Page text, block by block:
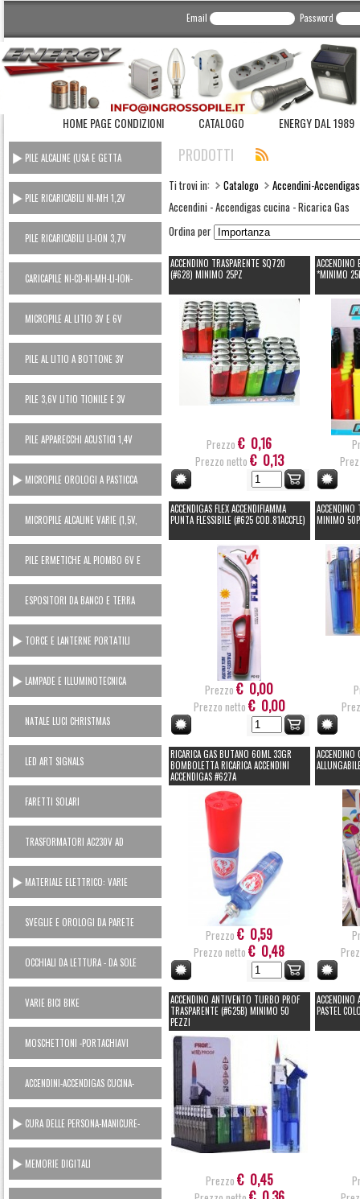
Email Password
HOME PAGE CONDIZIONI CATALOGO ENERGY DAL 1989
PILE ALCALINE (USA E GETTA
CONSUMER)
PILE RICARICABILI NI-MH 1,2V
PILE RICARICABILI LI-ION 3,7V
CARICAPILE NI-CD-NI-MH-LI-ION-
POWER BANK
MICROPILE AL LITIO 3V E 6V
PILE AL LITIO A BOTTONE 3V
PILE 3,6V LITIO TIONILE E 3V
LITIO MANGANESE (USA E GETTA)
PILE APPARECCHI ACUSTICI 1,4V
ZINCO ARIA
MICROPILE OROLOGI A PASTICCA
OSSIDO ARGENTO 1,5V
MICROPILE ALCALINE VARIE (1,5V,
6V, 12V)
PILE ERMETICHE AL PIOMBO 6V E
12V
ESPOSITORI DA BANCO E TERRA
TORCE E LANTERNE PORTATILI
LAMPADE E ILLUMINOTECNICA
NATALE LUCI CHRISTMAS
LED ART SIGNALS
FARETTI SOLARI
TRASFORMATORI AC230V AD
ALIMENTATORI 12V
MATERIALE ELETTRICO: VARIE
SVEGLIE E OROLOGI DA PARETE
OCCHIALI DA LETTURA - DA SOLE
VARIE BICI BIKE
MOSCHETTONI -PORTACHIAVI
ACCENDINI-ACCENDIGAS CUCINA-
RICARICA GAS
CURA DELLE PERSONA-MANICURE-
LAMETTE
MEMORIE DIGITALI
PRODOTTI
Ti trovi in: Catalogo
Accendini-
Accendini - Accendigas cucina - Ricarica Gas
Ordina per
ACCENDINO TRASPARENTE SQ720
(#628) MINIMO 25PZ
Prezzo € 0,16
Prezzo netto € 0,13
*MINIMO
ACCENDIGAS FLEX ACCENDIFIAMMA
PUNTA FLESSIBILE (#625 COD.81ACCFLE)
Prezzo € 0,00
Prezzo netto € 0,00
MINIMO
RICARICA GAS BUTANO 60ML 33GR
BOMBOLETTA RICARICA ACCENDINI
ACCENDIGAS #627A
Prezzo € 0,59
Prezzo netto € 0,48
ACCENDINO
ACCENDINO ANTIVENTO TURBO PROF
TRASPARENTE (#625B) MINIMO 50
PEZZI
Prezzo € 0,45
PASTEL